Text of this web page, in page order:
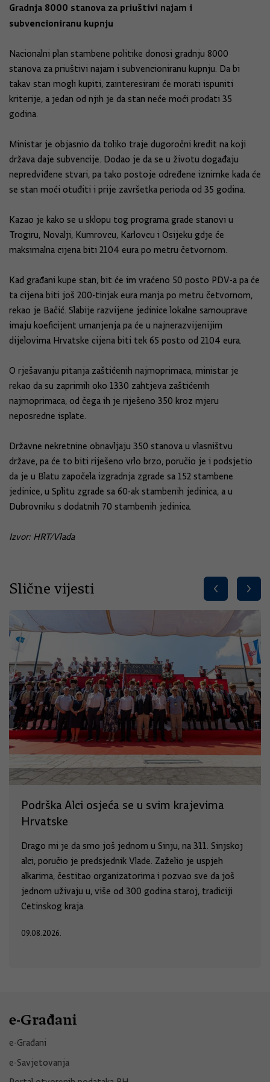
Gradnja 8000 stanova za priuštivi najam i
subvencioniranu kupnju
Nacionalni plan stambene politike donosi gradnju 8000
stanova za priuštivi najam i subvencioniranu kupnju. Da bi
takav stan mogli kupiti, zainteresirani će morati ispuniti
kriterije, a jedan od njih je da stan neće moći prodati 35
godina.
Ministar je objasnio da toliko traje dugoročni kredit na koji
država daje subvencije. Dodao je da se u životu događaju
nepredviđene stvari, pa tako postoje određene iznimke kada će
se stan moći otuđiti i prije završetka perioda od 35 godina.
Kazao je kako se u sklopu tog programa grade stanovi u
Trogiru, Novalji, Kumrovcu, Karlovcu i Osijeku gdje će
maksimalna cijena biti 2104 eura po metru četvornom.
Kad građani kupe stan, bit će im vraćeno 50 posto PDV-a pa će
ta cijena biti još 200-tinjak eura manja po metru četvornom,
rekao je Bačić. Slabije razvijene jedinice lokalne samouprave
imaju koeficijent umanjenja pa će u najnerazvijenijim
dijelovima Hrvatske cijena biti tek 65 posto od 2104 eura.
O rješavanju pitanja zaštićenih najmoprimaca, ministar je
rekao da su zaprimili oko 1330 zahtjeva zaštićenih
najmoprimaca, od čega ih je riješeno 350 kroz mjeru
neposredne isplate.
Državne nekretnine obnavljaju 350 stanova u vlasništvu
države, pa će to biti riješeno vrlo brzo, poručio je i podsjetio
da je u Blatu započela izgradnja zgrade sa 152 stambene
jedinice, u Splitu zgrade sa 60-ak stambenih jedinica, a u
Dubrovniku s dodatnih 70 stambenih jedinica.
Izvor: HRT/Vlada
Slične vijesti
Podrška Alci osjeća se u svim krajevima
Hrvatske
Drago mi je da smo još jednom u Sinju, na 311. Sinjskoj
alci, poručio je predsjednik Vlade. Zaželio je uspjeh
alkarima, čestitao organizatorima i pozvao sve da još
jednom uživaju u, više od 300 godina staroj, tradiciji
Cetinskog kraja.
09.08.2026.
e-Građani
e-Građani
e-Savjetovanja